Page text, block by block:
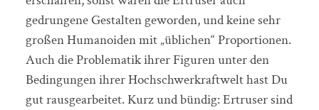
gedrungene Gestalten geworden, und keine sehr
großen Humanoiden mit „üblichen“ Proportionen.
Auch die Problematik ihrer Figuren unter den
Bedingungen ihrer Hochschwerkraftwelt hast Du
gut rausgearbeitet. Kurz und bündig: Ertruser sind